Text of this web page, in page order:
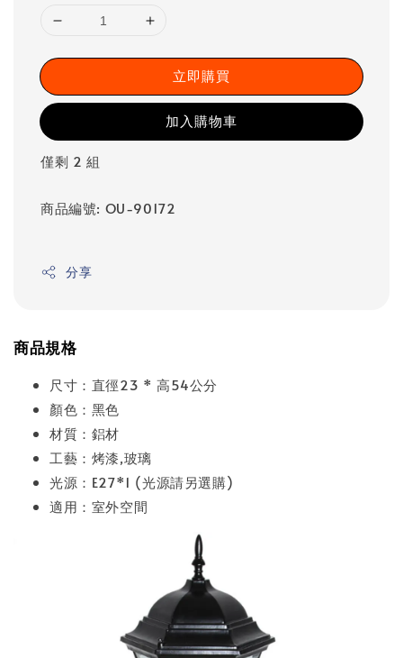
立即購買
加入購物車
僅剩 2 組
商品編號: OU-90172
分享
商品規格
尺寸：直徑23 * 高54公分
顏色：黑色
材質：鋁材
工藝：烤漆,玻璃
光源：E27*1 (光源請另選購)
適用：室外空間